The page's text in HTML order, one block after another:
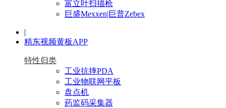
富立叶扫描枪
巨盛Mexxen|巨普Zebex
|
精东视频黄板APP
特性归类
工业抗摔PDA
工业物联网平板
盘点机
药监码采集器